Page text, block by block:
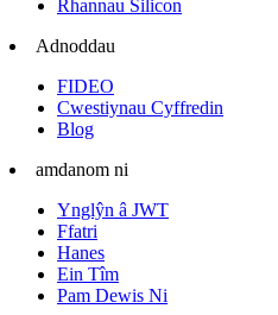
Rhannau Silicon
Adnoddau
FIDEO
Cwestiynau Cyffredin
Blog
amdanom ni
Ynglŷn â JWT
Ffatri
Hanes
Ein Tîm
Pam Dewis Ni